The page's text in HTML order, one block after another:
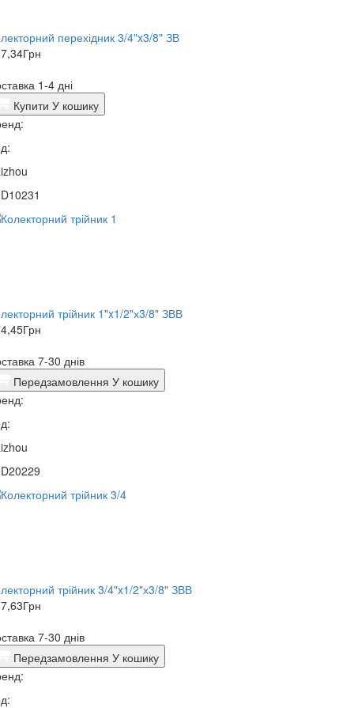
перехідник 3/4"x3/8" ЗВ
Грн
1-4 дні
Купити У кошику
трійник 1"x1/2"х3/8" ЗВВ
Грн
7-30 днів
Передзамовлення У кошику
трійник 3/4"x1/2"х3/8" ЗВВ
Грн
7-30 днів
Передзамовлення У кошику